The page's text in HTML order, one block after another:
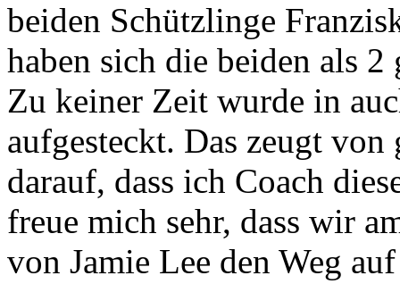
beiden Schützlinge
haben sich die beiden als
Zu keiner Zeit wurde in
aufgesteckt. Das zeugt
darauf, dass ich Coach
freue mich sehr, dass wir
von Jamie Lee den Weg